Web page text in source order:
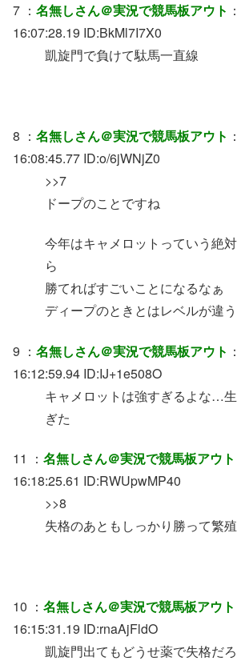
7 ： 名無しさん＠実況で競馬板アウト
16:07:28.19 ID:BkMl7I7X0
凱旋門で負けて駄馬一直線
8 ： 名無しさん＠実況で競馬板アウト
16:08:45.77 ID:o/6jWNjZ0
>>7
ドープのことですね
今年はキャメロットっていう絶
ら
勝てればすごいことになるなぁ
ディープのときとはレベルが違う
9 ： 名無しさん＠実況で競馬板アウト
16:12:59.94 ID:IJ+1e508O
キャメロットは強すぎるよな…
ぎた
11 ： 名無しさん＠実況で競馬板アウト
16:18:25.61 ID:RWUpwMP40
>>8
失格のあともしっかり勝って繁
10 ： 名無しさん＠実況で競馬板アウト
16:15:31.19 ID:rnaAjFldO
凱旋門出てもどうせ薬で失格だろ